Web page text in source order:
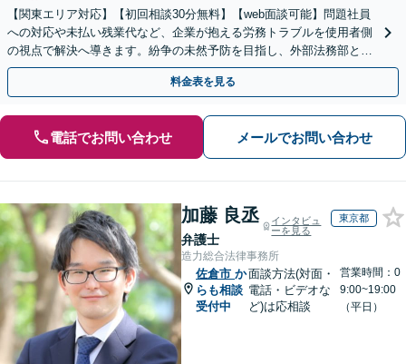
【関東エリア対応】【初回相談30分無料】【web面談可能】問題社員
への対応や未払い残業代など、企業が抱える労務トラブルを使用者側
の視点で解決へ導きます。紛争の未然予防を目指し、外部法務部とし
て顧問契約を通じた充実のサポートを提供しております
料金表を見る
電話でお問い合わせ メールでお問い合わせ
加藤 良丞
弁護士
インタビュ
ーを見る
東京都
造力総合法律事務所
佐倉市 か
らも相談
受付中
面談方法(対面・
電話・ビデオな
ど)は応相談
営業時間：0
9:00~19:00
（平日）